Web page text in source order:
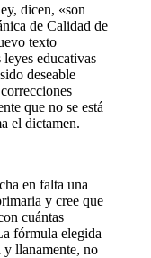
dicen, «son
de Calidad de
texto
educativas
deseable
que no se está
el dictamen.
en falta una
y cree que
cuántas
fórmula elegida
y llanamente, no